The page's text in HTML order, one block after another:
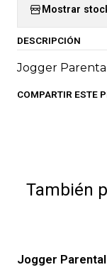
Mostrar
DESCRIPCIÓN
Jogger
COMPARTIR ESTE
También
Jogger